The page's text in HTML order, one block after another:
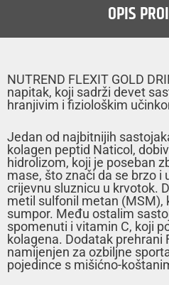
OPIS
NUTREND FLEXIT GOLD
napitak, koji sadrži devet
hranjivim i fiziološkim
Jedan od najbitnijih
kolagen peptid Naticol,
hidrolizom, koji je poseban
mase, što znači da se brzo i
crijevnu sluznicu u krvotok.
metil sulfonil metan (MSM),
sumpor. Među ostalim
spomenuti i vitamin C, koji
kolagena. Dodatak prehrani
namijenjen za ozbiljne
pojedince s mišićno-